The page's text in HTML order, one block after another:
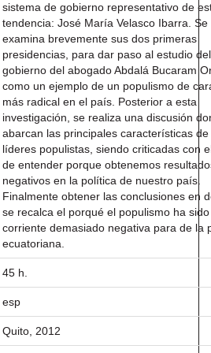
sistema de gobierno representativo de
tendencia: José María Velasco Ibarra. Se
examina brevemente sus dos primeras
presidencias, para dar paso al estudio del
gobierno del abogado Abdalá Bucaram
como un ejemplo de un populismo de
más radical en el país. Posterior a esta
investigación, se realiza una discusión
abarcan las principales características de
líderes populistas, siendo criticadas con
de entender porque obtenemos
negativos en la política de nuestro país.
Finalmente obtener las conclusiones en
se recalca el porqué el populismo ha
corriente demasiado negativa para de la
ecuatoriana.
45 h.
esp
Quito, 2012